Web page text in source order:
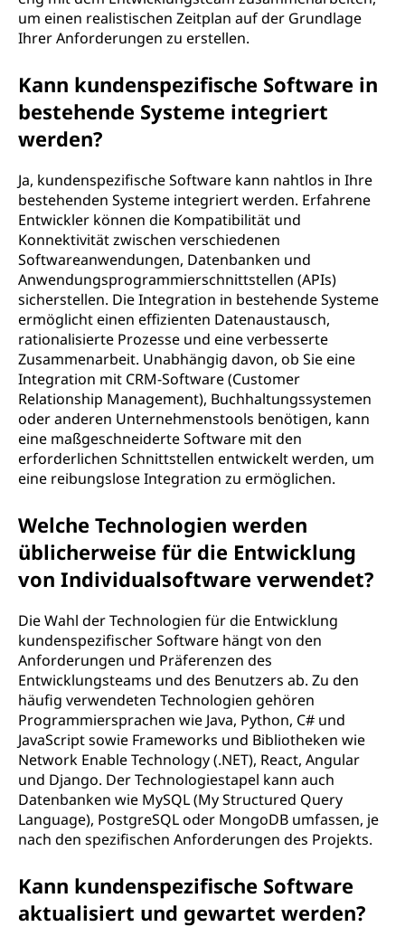
um einen realistischen Zeitplan auf der Grundlage
Ihrer Anforderungen zu erstellen.
Kann kundenspezifische Software in
bestehende Systeme integriert
werden?
Ja, kundenspezifische Software kann nahtlos in Ihre
bestehenden Systeme integriert werden. Erfahrene
Entwickler können die Kompatibilität und
Konnektivität zwischen verschiedenen
Softwareanwendungen, Datenbanken und
Anwendungsprogrammierschnittstellen (APIs)
sicherstellen. Die Integration in bestehende Systeme
ermöglicht einen effizienten Datenaustausch,
rationalisierte Prozesse und eine verbesserte
Zusammenarbeit. Unabhängig davon, ob Sie eine
Integration mit CRM-Software (Customer
Relationship Management), Buchhaltungssystemen
oder anderen Unternehmenstools benötigen, kann
eine maßgeschneiderte Software mit den
erforderlichen Schnittstellen entwickelt werden, um
eine reibungslose Integration zu ermöglichen.
Welche Technologien werden
üblicherweise für die Entwicklung
von Individualsoftware verwendet?
Die Wahl der Technologien für die Entwicklung
kundenspezifischer Software hängt von den
Anforderungen und Präferenzen des
Entwicklungsteams und des Benutzers ab. Zu den
häufig verwendeten Technologien gehören
Programmiersprachen wie Java, Python, C# und
JavaScript sowie Frameworks und Bibliotheken wie
Network Enable Technology (.NET), React, Angular
und Django. Der Technologiestapel kann auch
Datenbanken wie MySQL (My Structured Query
Language), PostgreSQL oder MongoDB umfassen, je
nach den spezifischen Anforderungen des Projekts.
Kann kundenspezifische Software
aktualisiert und gewartet werden?